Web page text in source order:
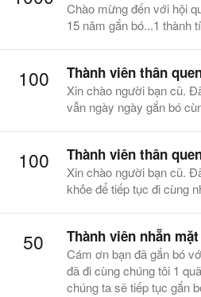
Chào mừng đến với hội
15 năm gắn bó...1 thành
100 Thành viên thân
Xin chào người bạn cũ.
vẫn ngày ngày gắn bó
100 Thành viên thân
Xin chào người bạn cũ.
khỏe để tiếp tục đi cùng
50 Thành viên nhẵn
Cám ơn bạn đã gắn bó
đã đi cùng chúng tôi 1
chúng ta sẽ tiếp tục gắn